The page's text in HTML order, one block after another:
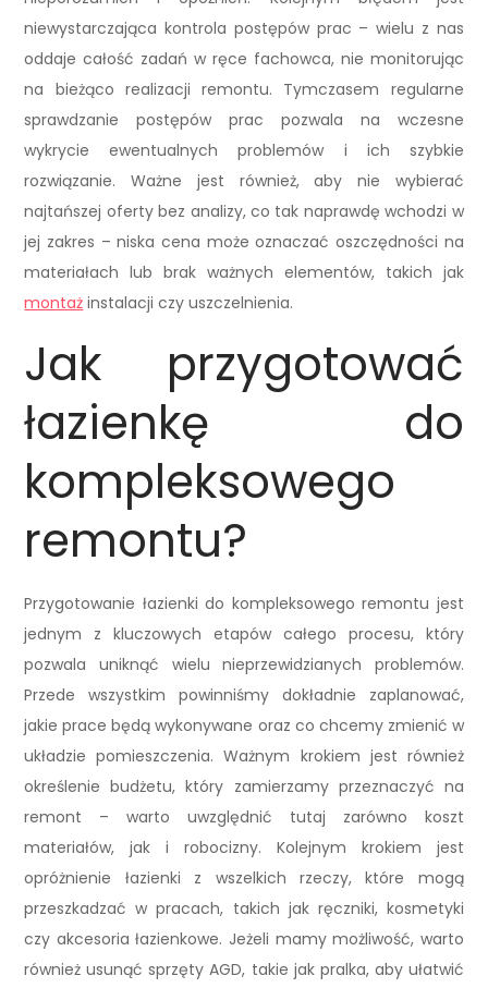
niewystarczająca kontrola postępów prac – wielu z nas
oddaje całość zadań w ręce fachowca, nie monitorując
na bieżąco realizacji remontu. Tymczasem regularne
sprawdzanie postępów prac pozwala na wczesne
wykrycie ewentualnych problemów i ich szybkie
rozwiązanie. Ważne jest również, aby nie wybierać
najtańszej oferty bez analizy, co tak naprawdę wchodzi w
jej zakres – niska cena może oznaczać oszczędności na
materiałach lub brak ważnych elementów, takich jak
montaż instalacji czy uszczelnienia.
Jak przygotować
łazienkę do
kompleksowego
remontu?
Przygotowanie łazienki do kompleksowego remontu jest
jednym z kluczowych etapów całego procesu, który
pozwala uniknąć wielu nieprzewidzianych problemów.
Przede wszystkim powinniśmy dokładnie zaplanować,
jakie prace będą wykonywane oraz co chcemy zmienić w
układzie pomieszczenia. Ważnym krokiem jest również
określenie budżetu, który zamierzamy przeznaczyć na
remont – warto uwzględnić tutaj zarówno koszt
materiałów, jak i robocizny. Kolejnym krokiem jest
opróżnienie łazienki z wszelkich rzeczy, które mogą
przeszkadzać w pracach, takich jak ręczniki, kosmetyki
czy akcesoria łazienkowe. Jeżeli mamy możliwość, warto
również usunąć sprzęty AGD, takie jak pralka, aby ułatwić